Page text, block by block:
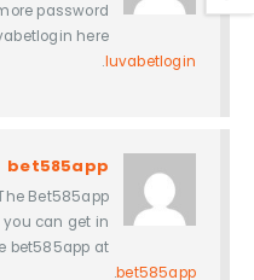
password
here
luvabetlogin
.
bet585app
Bet585app
you can get in
bet585app at
bet585app
.